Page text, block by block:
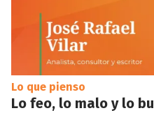
Lo que pienso
Lo feo, lo malo y lo